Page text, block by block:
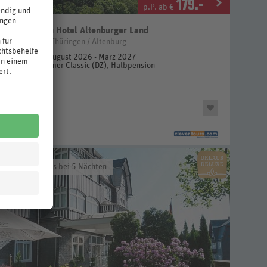
p.P. ab € 179.-
Best Western Hotel Altenburger Land
Deutschland / Thüringen / Altenburg
2 Nächte, August 2026 - März 2027
Doppelzimmer Classic (DZ), Halbpension
Vorteilspreis bei 5 Nächten